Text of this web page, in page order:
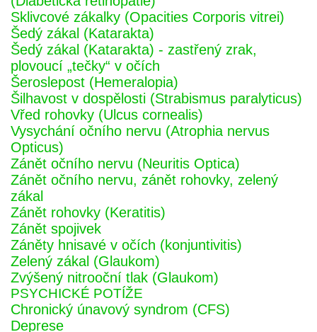
Sklivcové zákalky (Opacities Corporis vitrei)
Šedý zákal (Katarakta)
Šedý zákal (Katarakta) - zastřený zrak,
plovoucí „tečky“ v očích
Šeroslepost (Hemeralopia)
Šilhavost v dospělosti (Strabismus paralyticus)
Vřed rohovky (Ulcus cornealis)
Vysychání očního nervu (Atrophia nervus
Opticus)
Zánět očního nervu (Neuritis Optica)
Zánět očního nervu, zánět rohovky, zelený
zákal
Zánět rohovky (Keratitis)
Zánět spojivek
Záněty hnisavé v očích (konjuntivitis)
Zelený zákal (Glaukom)
Zvýšený nitrooční tlak (Glaukom)
PSYCHICKÉ POTÍŽE
Chronický únavový syndrom (CFS)
Deprese